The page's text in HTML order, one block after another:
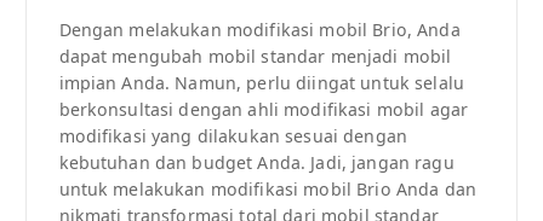
Dengan melakukan modifikasi mobil Brio, Anda
dapat mengubah mobil standar menjadi mobil
impian Anda. Namun, perlu diingat untuk selalu
berkonsultasi dengan ahli modifikasi mobil agar
modifikasi yang dilakukan sesuai dengan
kebutuhan dan budget Anda. Jadi, jangan ragu
untuk melakukan modifikasi mobil Brio Anda dan
nikmati transformasi total dari mobil standar